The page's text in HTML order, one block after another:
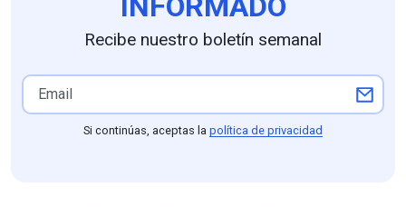
Recibe nuestro boletín semanal
Si continúas, aceptas la política de privacidad